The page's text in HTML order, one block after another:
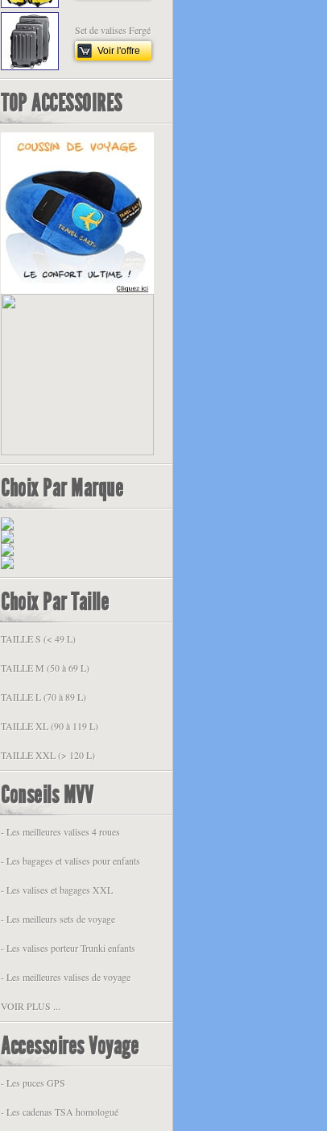
Set de valises Fergé
Voir l'offre
TOP ACCESSOIRES
Choix Par Marque
Choix Par Taille
TAILLE S (< 49 L)
TAILLE M (50 à 69 L)
TAILLE L (70 à 89 L)
TAILLE XL (90 à 119 L)
TAILLE XXL (> 120 L)
Conseils MVV
- Les meilleures valises 4 roues
- Les bagages et valises pour enfants
- Les valises et bagages XXL
- Les meilleurs sets de voyage
- Les valises porteur Trunki enfants
- Les meilleures valises de voyage
VOIR PLUS ...
Accessoires Voyage
- Les puces GPS
- Les cadenas TSA homologué